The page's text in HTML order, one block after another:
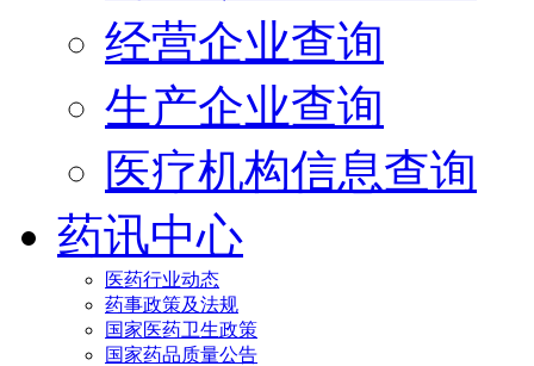
经营企业查询
生产企业查询
医疗机构信息查询
药讯中心
医药行业动态
药事政策及法规
国家医药卫生政策
国家药品质量公告